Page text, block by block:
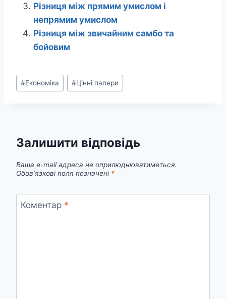
Різниця між прямим умислом і
непрямим умислом
Різниця між звичайним самбо та
бойовим
Позначки
запису:
#Економіка #Цінні папери
Залишити відповідь
Ваша e-mail адреса не оприлюднюватиметься.
Обов’язкові поля позначені *
Коментар *